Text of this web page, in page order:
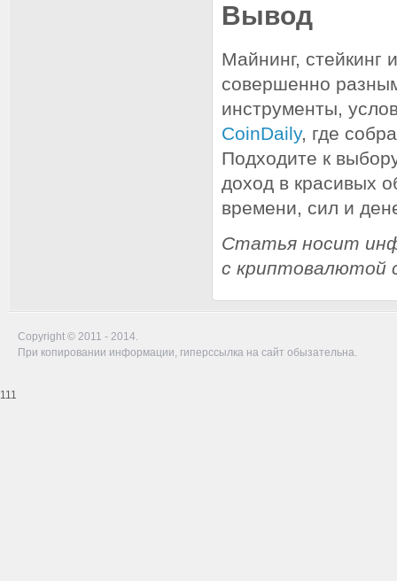
Вывод
Майнинг, стейкинг
совершенно
инструменты,
CoinDaily, где
Подходите к
доход в красивых
времени, сил и
Статья носит
с криптовалютой
Copyright © 2011 - 2014.
При копировании информации, гиперссылка на сайт обызательна.
111